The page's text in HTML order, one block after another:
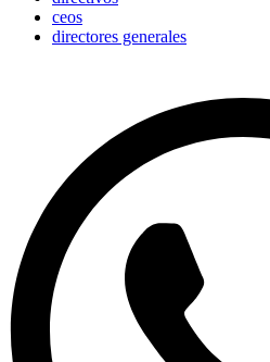
ceos
directores generales